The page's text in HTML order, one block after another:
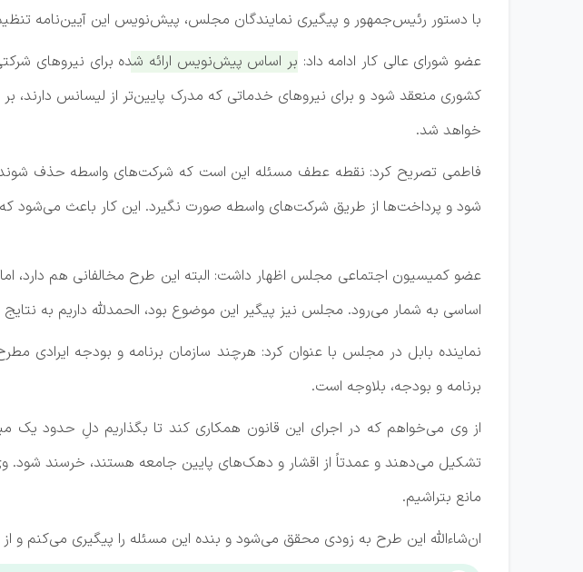
با دستور رئیس‌جمهور و پیگیری نمایندگان مجلس، پیش‌نویس این آیین‌نامه
عضو شورای عالی کار ادامه داد:
خواهد شد.
فاطمی تصریح کرد: نقطه عطف مسئله این است که شرکت‌های واسطه حذف شوند
شود و پرداخت‌ها از طریق شرکت‌های واسطه صورت نگیرد. این کار باعث می‌شود که
عضو کمیسیون اجتماعی مجلس اظهار داشت: البته این طرح مخالفانی هم دارد،
اساسی به شمار می‌رود. مجلس نیز پیگیر این‌ موضوع بود، الحمدلله داریم به
نماینده بابل در مجلس با عنوان کرد: هرچند سازمان برنامه و بودجه ایرادی
برنامه و بودجه، بلاوجه است.
تشکیل می‌دهند و عمدتاً از اقشار و دهک‌های پایین جامعه هستند، خرسند شود.
مانع بتراشیم.
ان‌شاءالله این طرح به زودی محقق می‌شود و بنده این مسئله را پیگیری می‌کنم و از